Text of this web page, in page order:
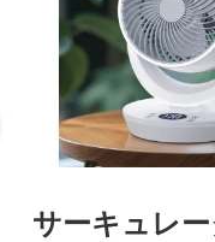
サーキュレ